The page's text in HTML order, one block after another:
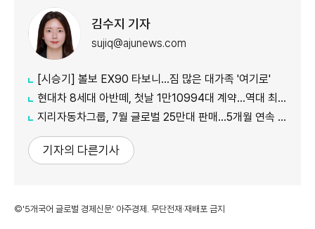
김수지 기자
sujiq@ajunews.com
[시승기] 볼보 EX90 타보니…짐 많은 대가족 '여기로'
현대차 8세대 아반떼, 첫날 1만10994대 계약…역대 최대
지리자동차그룹, 7월 글로벌 25만대 판매…5개월 연속 증가
기자의 다른기사
©'5개국어 글로벌 경제신문' 아주경제. 무단전재·재배포 금지